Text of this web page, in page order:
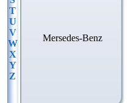
T
U
V
W
X
Y
Z
Mersedes-Benz